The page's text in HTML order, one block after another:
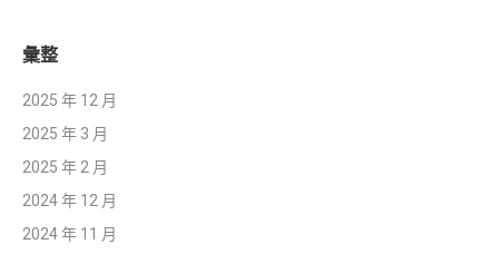
彙整
2025 年 12 月
2025 年 3 月
2025 年 2 月
2024 年 12 月
2024 年 11 月